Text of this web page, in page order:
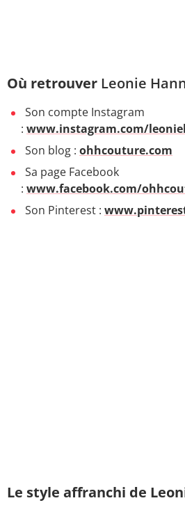
Où retrouver Leonie
Son compte Instagram
: www.instagram.com/
Son blog : ohhcouture.com
Sa page Facebook
: www.facebook.com/
Son Pinterest :
Le style affranchi de